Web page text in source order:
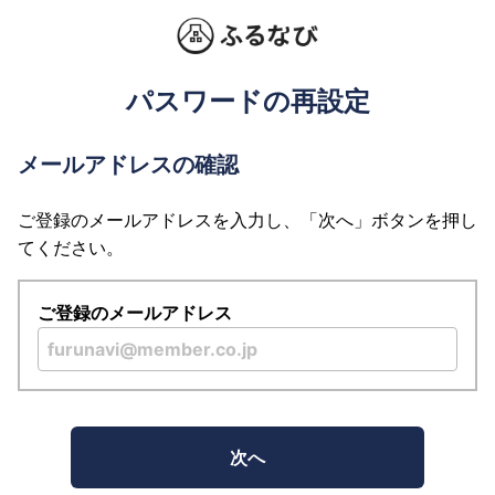
パスワードの再設定
メールアドレスの確認
ご登録のメールアドレスを入力し、「次へ」ボタンを押し
てください。
ご登録のメールアドレス